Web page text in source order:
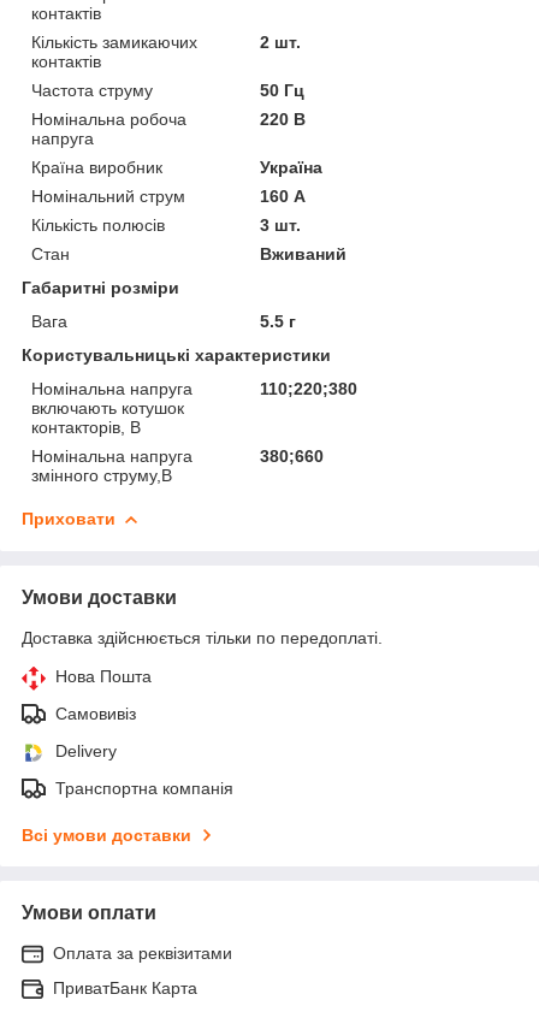
контактів
Кількість замикаючих
контактів
2 шт.
Частота струму
50 Гц
Номінальна робоча
напруга
220 В
Країна виробник
Україна
Номінальний струм
160 А
Кількість полюсів
3 шт.
Стан
Вживаний
Габаритні розміри
Вага
5.5 г
Користувальницькі характеристики
Номінальна напруга
включають котушок
контакторів, B
110;220;380
Номінальна напруга
змінного струму,В
380;660
Приховати
Умови доставки
Доставка здійснюється тільки по передоплаті.
Нова Пошта
Самовивіз
Delivery
Транспортна компанія
Всі умови доставки
Умови оплати
Оплата за реквізитами
ПриватБанк Карта